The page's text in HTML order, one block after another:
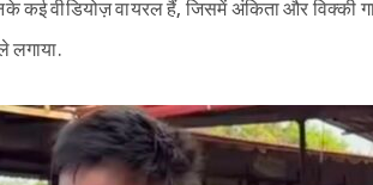
कई वीडियोज़ वायरल हैं, जिसमें अंकिता और विक्की
लगाया.